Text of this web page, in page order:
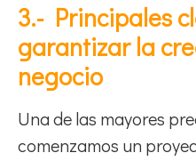
3.- Principales
garantizar la
negocio
Una de las mayores
comenzamos un